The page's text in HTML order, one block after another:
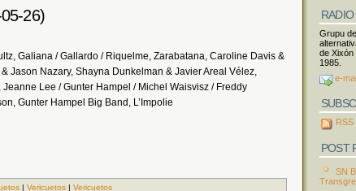
26)
Galiana / Gallardo / Riquelme, Zarabatana, Caroline Davis &
Jason Nazary, Shayna Dunkelman & Javier Areal Vélez,
Lee / Gunter Hampel / Michel Waisvisz / Freddy
Gunter Hampel Big Band, L’Impolie
| Vericuetos | Vericuetos
Grupu
de
1985.
e-
RSS
POST
SN